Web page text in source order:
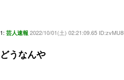
1: 芸人速報 2022/10/01(土) 02:21:09.65
どうなんや